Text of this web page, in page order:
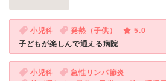
小児科 発熱（子供）
5.0
子どもが楽しんで通える病院
小児科
急性リンパ節炎